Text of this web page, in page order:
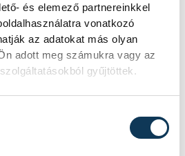
és elemező partnereinkkel
vonatkozó
az adatokat más olyan
adott meg számukra vagy az
gyűjtöttek.
KÉZILABDA NB I,
2025/26
BANK-PICK SZEGED
VESZPRÉM
JÚNIUS 2. 19:00
SZEGED, PICK ARÉNA
36
RÉSZLETEK